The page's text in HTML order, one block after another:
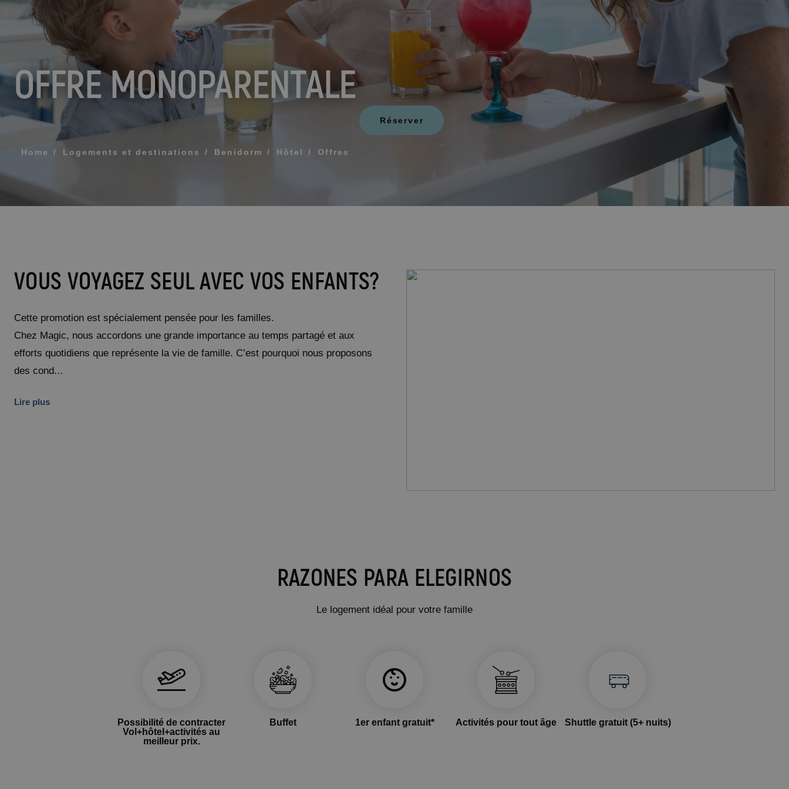
Que comprend mon régime ?
Comment réserver et gérer votre
réservation
Modifier ma réservation
MESSAGE
TÉLÉPHONE
HEURE PRÉFÉRÉE POUR QUE NOUS VOUS APPELIONS
OFFRE MONOPARENTALE
Réserver
Home Logements et destinations Benidorm Hôtel Offres
VOUS VOYAGEZ SEUL AVEC VOS ENFANTS?
Cette promotion est spécialement pensée pour les familles.
Chez Magic, nous accordons une grande importance au temps partagé et aux
efforts quotidiens que représente la vie de famille. C’est pourquoi nous proposons
des cond...
Lire plus
RAZONES PARA ELEGIRNOS
Le logement idéal pour votre famille
Possibilité de contracter
Vol+hôtel+activités au
meilleur prix.
Buffet 1er enfant gratuit* Activités pour tout âge Shuttle gratuit (5+ nuits)